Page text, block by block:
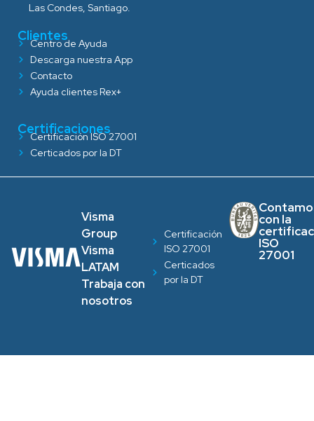
Las Condes, Santiago.
Clientes
Centro de Ayuda
Descarga nuestra App
Contacto
Ayuda clientes Rex+
Certificaciones
Certificación ISO 27001
Certicados por la DT
Visma
Group
Visma
LATAM
Trabaja con
nosotros
Certificación
ISO 27001
Certicados
por la DT
con la
ISO
27001